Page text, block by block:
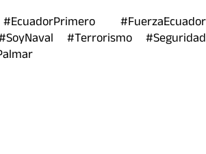
#FuerzaEcuador
#Terrorismo #Seguridad